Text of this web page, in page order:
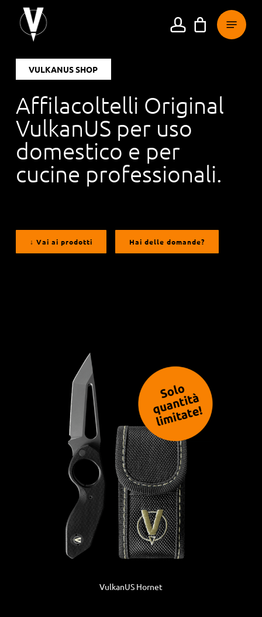
contenuto
conto
Menu
VULKANUS SHOP
Affilacoltelli Original
VulkanUS per uso
domestico e per
cucine professionali.
↓ Vai ai prodotti Hai delle domande?
VulkanUS Hornet